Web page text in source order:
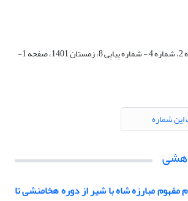
دوره 2، شماره 4 - شماره پیاپی 8، زمستان 1401، صفحه 1-
این شماره
مفهوم مبارزه شاه با شیر از دوره هخامنشی تا